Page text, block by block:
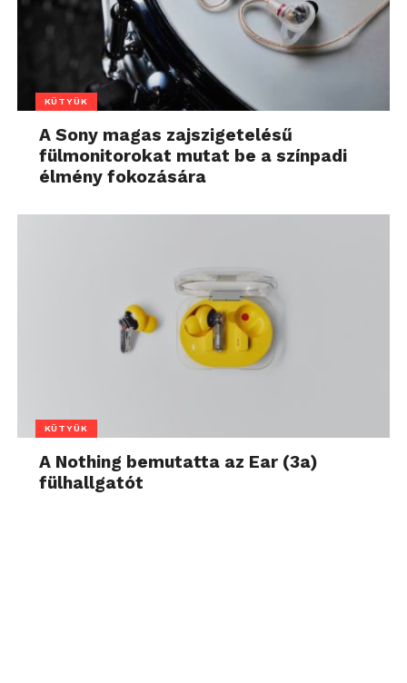
KÜTYÜK
A Sony magas zajszigetelésű
fülmonitorokat mutat be a színpadi
élmény fokozására
KÜTYÜK
A Nothing bemutatta az Ear (3a)
fülhallgatót